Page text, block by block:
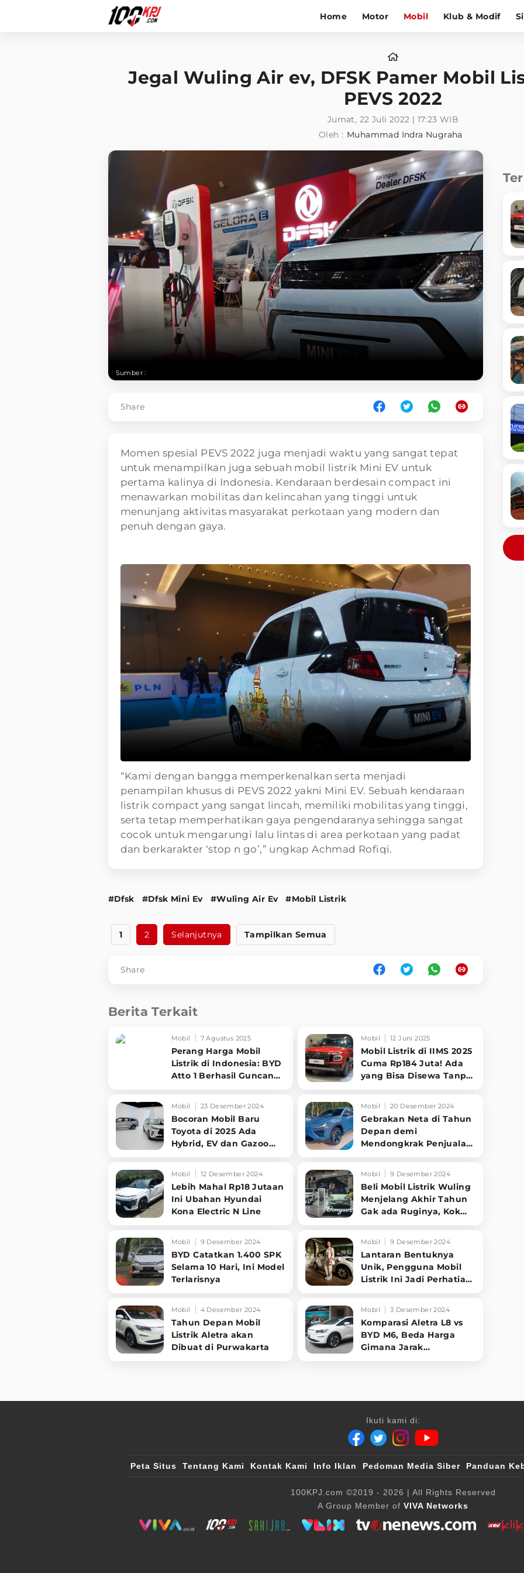
Home Motor Mobil Klub & Modif
Jegal Wuling Air ev, DFSK Pamer Mobil
PEVS 2022
Jumat, 22 Juli 2022 | 17:23 WIB
Oleh : Muhammad Indra Nugraha
Sumber :
Share
Momen spesial PEVS 2022 juga menjadi waktu yang sangat tepat
untuk menampilkan juga sebuah mobil listrik Mini EV untuk
pertama kalinya di Indonesia. Kendaraan berdesain compact ini
menawarkan mobilitas dan kelincahan yang tinggi untuk
menunjang aktivitas masyarakat perkotaan yang modern dan
penuh dengan gaya.
“Kami dengan bangga memperkenalkan serta menjadi
penampilan khusus di PEVS 2022 yakni Mini EV. Sebuah kendaraan
listrik compact yang sangat lincah, memiliki mobilitas yang tinggi,
serta tetap memperhatikan gaya pengendaranya sehingga sangat
cocok untuk mengarungi lalu lintas di area perkotaan yang padat
dan berkarakter ‘stop n go’,” ungkap Achmad Rofiqi.
#Dfsk #Dfsk Mini Ev #Wuling Air Ev #Mobil Listrik
1 2 Selanjutnya Tampilkan Semua
Share
Berita Terkait
Mobil 7 Agustus 2025
Perang Harga Mobil
Listrik di Indonesia: BYD
Atto 1 Berhasil Guncang
Mobil 12 Juni 2025
Mobil Listrik di IIMS 2025
Cuma Rp184 Juta! Ada
yang Bisa Disewa Tanpa
Main-ma
Mobil 23 Desember 2024
Bocoran Mobil Baru
Toyota di 2025 Ada
Hybrid, EV dan Gazoo
Mobil 20 Desember 2024
Gebrakan Neta di Tahun
Depan demi
Mendongkrak Penjualan
Mobil 12 Desember 2024
Lebih Mahal Rp18 Jutaan
Ini Ubahan Hyundai
Kona Electric N Line
Mobil 9 Desember 2024
Beli Mobil Listrik Wuling
Menjelang Akhir Tahun
Gak ada Ruginya, Kok
Mobil 9 Desember 2024
BYD Catatkan 1.400 SPK
Selama 10 Hari, Ini Model
Terlarisnya
Mobil 9 Desember 2024
Lantaran Bentuknya
Unik, Pengguna Mobil
Listrik Ini Jadi Perhatian
Mobil 4 Desember 2024
Tahun Depan Mobil
Listrik Aletra akan
Dibuat di Purwakarta
Mobil 3 Desember 2024
Komparasi Aletra L8 vs
BYD M6, Beda Harga
Gimana Jarak
Ikuti kami di:
Peta Situs Tentang Kami Kontak Kami Info Iklan Pedoman Media Siber Panduan
100KPJ.com ©2019 - 2026 | All Rights Reserved
A Group Member of VIVA Networks